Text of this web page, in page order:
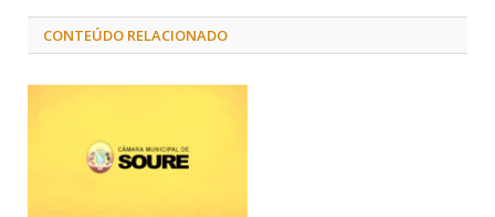
CONTEÚDO RELACIONADO